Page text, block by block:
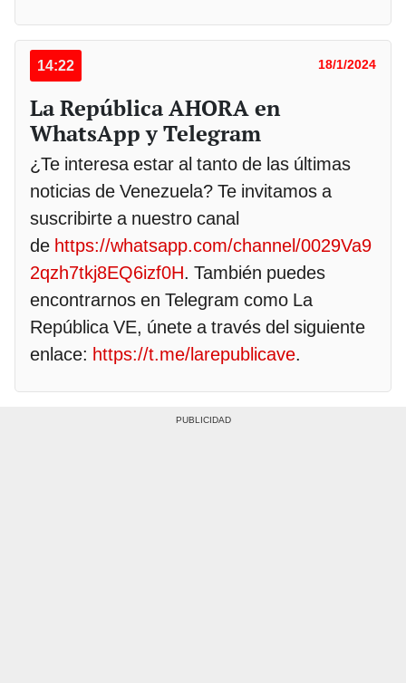
14:22 18/1/2024
La República AHORA en
WhatsApp y Telegram
¿Te interesa estar al tanto de las últimas
noticias de Venezuela? Te invitamos a
suscribirte a nuestro canal
de https://whatsapp.com/channel/0029Va9
2qzh7tkj8EQ6izf0H. También puedes
encontrarnos en Telegram como La
República VE, únete a través del siguiente
enlace: https://t.me/larepublicave.